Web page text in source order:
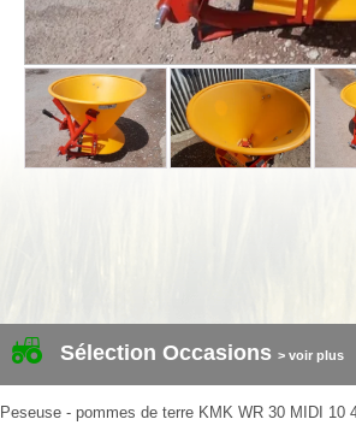
Sélection Occasions > voir plus
Peseuse - pommes de terre KMK WR 30 MIDI 10